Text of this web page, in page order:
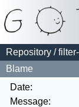
Repository /
Blame
Date:
Message: